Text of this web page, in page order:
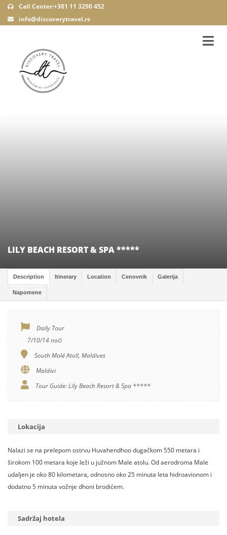
Call Center:+381 11 3290 452
info@discoverytravel.rs
LILY BEACH RESORT & SPA *****
Description Itinerary Location Cenovnik Galerija
Napomene
Daily Tour
7/10/14 noći
South Malé Atoll, Maldives
Maldivi
Tour Guide: Lily Beach Resort & Spa *****
Lokacija
Nalazi se na prelepom ostrvu Huvahendhoo dugačkom 550 metara i
širokom 100 metara koje leži u južnom Male atolu. Od aerodroma Male
udaljen je oko 80 kilometara, odnosno oko 25 minuta leta hidroavionom i
dodatno 5 minuta vožnje dhoni brodićem.
Sadržaj hotela